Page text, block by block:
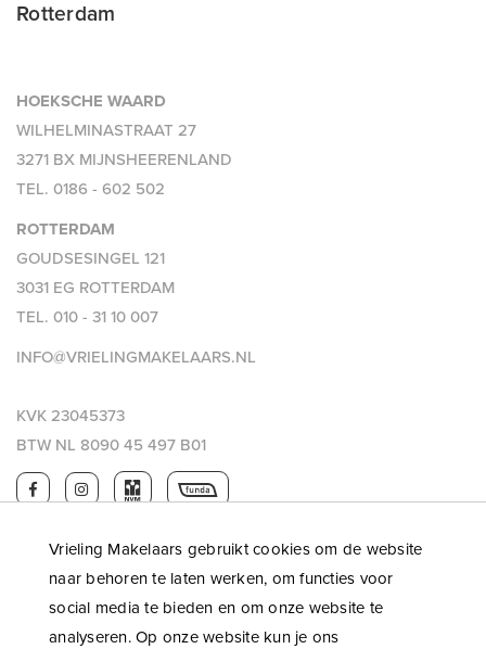
Vrieling Makelaars gebruikt cookies om de website
naar behoren te laten werken, om functies voor
social media te bieden en om onze website te
analyseren. Op onze website kun je ons
Rotterdam
HOEKSCHE WAARD
WILHELMINASTRAAT 27
3271 BX MIJNSHEERENLAND
TEL. 0186 - 602 502
ROTTERDAM
GOUDSESINGEL 121
3031 EG ROTTERDAM
TEL. 010 - 31 10 007
INFO@VRIELINGMAKELAARS.NL
KVK 23045373
BTW NL 8090 45 497 B01